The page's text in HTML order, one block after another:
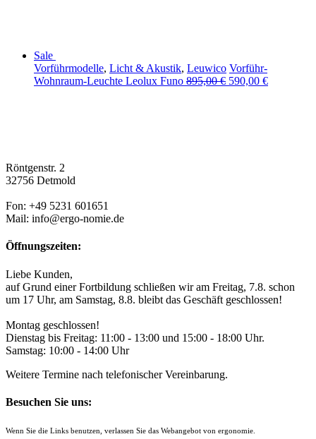
Sale
Vorführmodelle, Licht & Akustik, Leuwico Vorführ-
Wohnraum-Leuchte Leolux Funo 895,00€ 590,00 €
Röntgenstr. 2
32756 Detmold
Fon: +49 5231 601651
Mail: info@ergo-nomie.de
Öffnungszeiten:
Liebe Kunden,
auf Grund einer Fortbildung schließen wir am Freitag, 7.8. schon
um 17 Uhr, am Samstag, 8.8. bleibt das Geschäft geschlossen!
Montag geschlossen!
Dienstag bis Freitag: 11:00 - 13:00 und 15:00 - 18:00 Uhr.
Samstag: 10:00 - 14:00 Uhr
Weitere Termine nach telefonischer Vereinbarung.
Besuchen Sie uns:
Wenn Sie die Links benutzen, verlassen Sie das Webangebot von ergonomie.